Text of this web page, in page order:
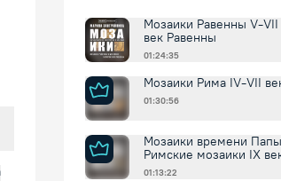
Мозаики Равенны V-VII
век Равенны
01:24:35
Мозаики Рима IV-VII
01:30:56
Мозаики времени
Римские мозаики IX
01:13:22